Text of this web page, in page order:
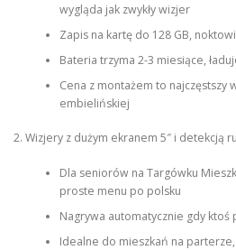
wygląda jak zwykły wizjer
Zapis na kartę do 128 GB,
Bateria trzyma 2-3 miesiące,
Cena z montażem to najczęstszy
embielińskiej
2. Wizjery z dużym ekranem 5″ i detekcją
Dla seniorów na Targówku
proste menu po polsku
Nagrywa automatycznie gdy
Idealne do mieszkań na